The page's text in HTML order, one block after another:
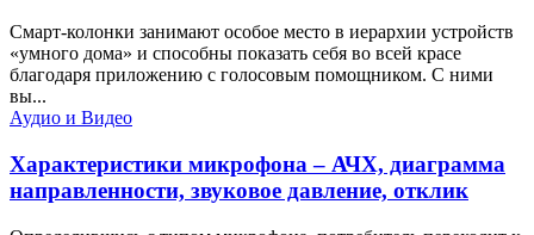
Смарт-колонки занимают особое место в иерархии устройств
«умного дома» и способны показать себя во всей красе
благодаря приложению с голосовым помощником. С ними
вы...
Аудио и Видео
Характеристики микрофона – АЧХ, диаграмма
направленности, звуковое давление, отклик